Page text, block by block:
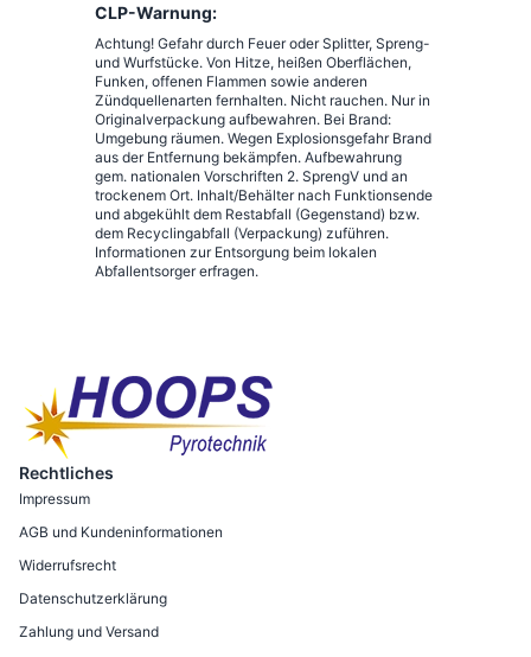
CLP-Warnung:
Achtung! Gefahr durch Feuer oder Splitter, Spreng-
und Wurfstücke. Von Hitze, heißen Oberflächen,
Funken, offenen Flammen sowie anderen
Zündquellenarten fernhalten. Nicht rauchen. Nur in
Originalverpackung aufbewahren. Bei Brand:
Umgebung räumen. Wegen Explosionsgefahr Brand
aus der Entfernung bekämpfen. Aufbewahrung
gem. nationalen Vorschriften 2. SprengV und an
trockenem Ort. Inhalt/Behälter nach Funktionsende
und abgekühlt dem Restabfall (Gegenstand) bzw.
dem Recyclingabfall (Verpackung) zuführen.
Informationen zur Entsorgung beim lokalen
Abfallentsorger erfragen.
Rechtliches
Impressum
AGB und Kundeninformationen
Widerrufsrecht
Datenschutzerklärung
Zahlung und Versand